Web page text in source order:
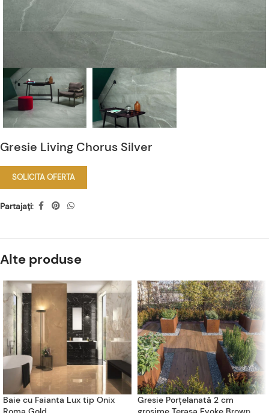
Gresie Living Chorus Silver
SOLICITA OFERTA
Partajați:
Alte produse
Baie cu Faianta Lux tip Onix
Gresie Porțelanată 2 cm